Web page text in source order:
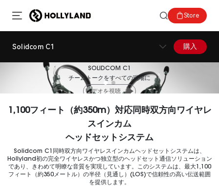
Store
Solidcom C1 購入
SOLIDCOM C1
チームトークをすべての現場に
ビデオを視聴
1,100フィート（約350m）対応同時双方向ワイヤレ
スインカム
ヘッドセットシステム
Solidcom C1同時双方向ワイヤレスインカムヘッドセットシステムは、
Hollyland初の完全ワイヤレスかつ独立型のヘッドセット通信ソリューション
であり、きわめて明瞭な音質を実現しています。このシステムは、最大1,100
フィート（約350メートル）の半径（見通し）(LOS)で信頼性の高い伝送範囲
を提供します。